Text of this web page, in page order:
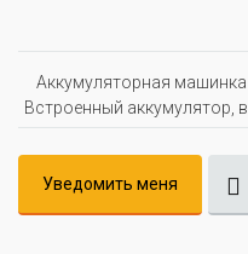
Аккумуляторная
Встроенный аккумулятор,
Уведомить меня